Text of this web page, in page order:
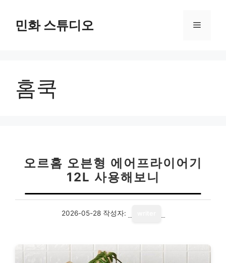
민화 스튜디오 메
홈쿡
오르홈 오븐형 에어프라이어기
12L 사용해보니
2026-05-28 작성자: